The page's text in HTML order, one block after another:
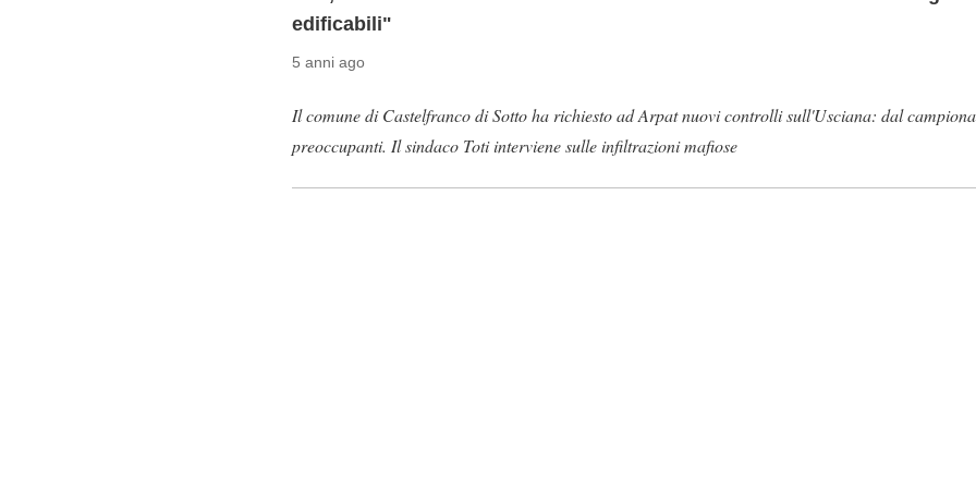
edificabili"
5 anni ago
Il comune di Castelfranco di Sotto ha richiesto ad Arpat nuovi controlli sull'Usciana: dal
preoccupanti. Il sindaco Toti interviene sulle infiltrazioni mafiose